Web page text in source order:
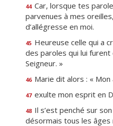
44 Car, lorsque tes
parvenues à mes
d’allégresse en moi.
45 Heureuse celle qui a
des paroles qui lui
Seigneur. »
46 Marie dit alors : «
47 exulte mon esprit en
48 Il s’est penché sur
désormais tous les